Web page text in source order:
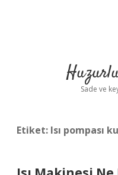
Sade ve
Etiket: Isı pompası